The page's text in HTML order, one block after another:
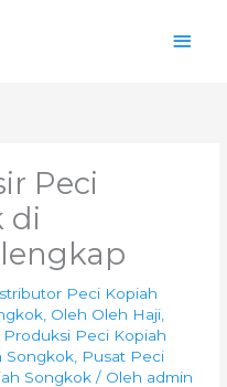
Peci
di
Peci Kopiah
Oleh Oleh Haji
Produksi Peci Kopiah
Songkok Pusat Peci
Songkok / Oleh admin